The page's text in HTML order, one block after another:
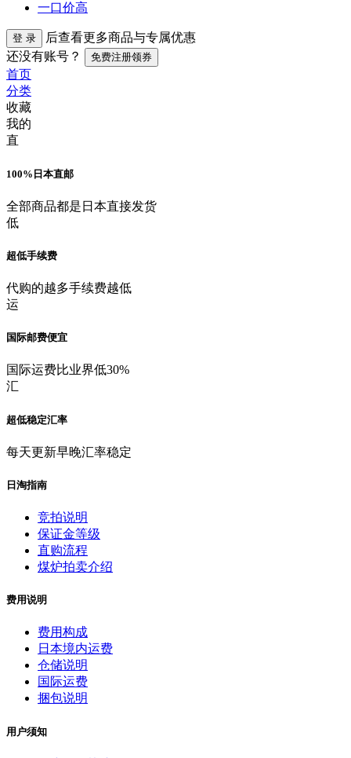
一口价高
登 录
后查看更多商品与专属优惠
还没有账号？
免费注册领券
首页
分类
收藏
我的
直
100%日本直邮
全部商品都是日本直接发货
低
超低手续费
代购的越多手续费越低
运
国际邮费便宜
国际运费比业界低30%
汇
超低稳定汇率
每天更新早晚汇率稳定
日淘指南
竞拍说明
保证金等级
直购流程
煤炉拍卖介绍
费用说明
费用构成
日本境内运费
仓储说明
国际运费
捆包说明
用户须知